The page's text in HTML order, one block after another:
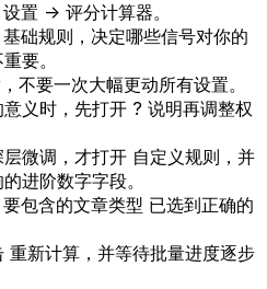
置 -> 评分计算器。
基础规则 ，决定哪些信号对你的
要。
不要一次大幅更动所有设置。
义时，先打开 ? 说明再调整权
微调，才打开 自定义规则 ，并
进阶数字字段。
要包含的文章类型 已选到正确的
重新计算 ，并等待批量进度逐步